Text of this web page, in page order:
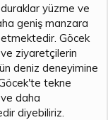
yüzme ve
geniş manzara
Göcek
ve ziyaretçilerin
deniz deneyimine
tekne
daha
diyebiliriz.